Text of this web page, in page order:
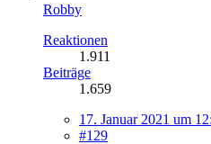
Robby
Reaktionen
1.911
Beiträge
1.659
17. Januar 2021 um
#129